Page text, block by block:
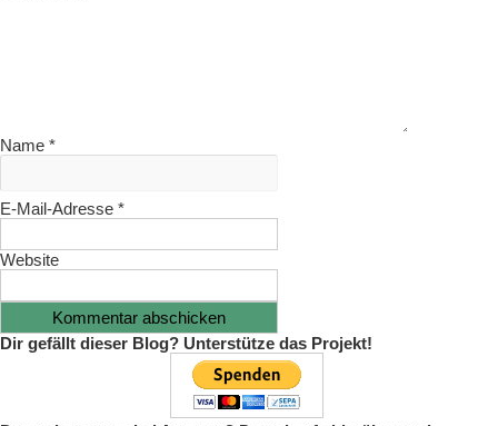
Name *
E-Mail-Adresse *
Website
Dir gefällt dieser Blog? Unterstütze das Projekt!